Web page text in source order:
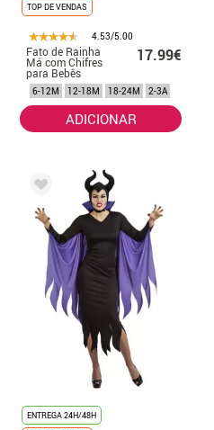
TOP DE VENDAS
4.53/5.00
Fato de Rainha
Má com Chifres
para Bebês
17.99€
6-12M 12-18M 18-24M 2-3A
ADICIONAR
ENTREGA 24H/48H